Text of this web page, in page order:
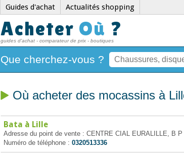
Guides d'achat Actualités shopping
Acheter Où ?
guides d'achat - comparateur de prix - boutiques
Que cherchez-vous ?
Où acheter des mocassins à
Bata à Lille
Adresse du point de vente : CENTRE CIAL EURALILLE, B
Numéro de téléphone : 0320513336